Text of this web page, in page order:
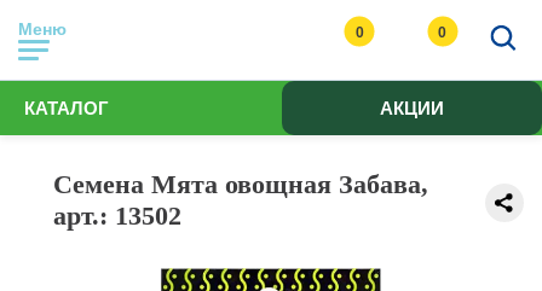
Меню 0 0
КАТАЛОГ АКЦИИ
Семена Мята овощная Забава,
арт.: 13502